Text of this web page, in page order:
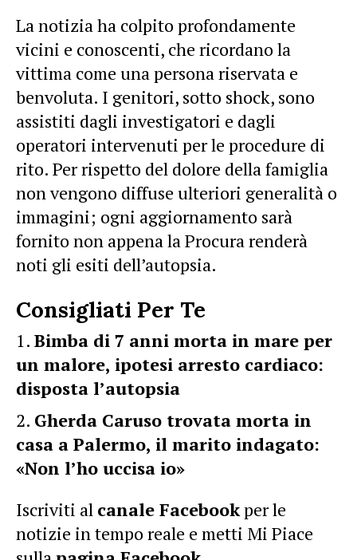
La notizia ha colpito profondamente
vicini e conoscenti, che ricordano la
vittima come una persona riservata e
benvoluta. I genitori, sotto shock, sono
assistiti dagli investigatori e dagli
operatori intervenuti per le procedure di
rito. Per rispetto del dolore della famiglia
non vengono diffuse ulteriori generalità o
immagini; ogni aggiornamento sarà
fornito non appena la Procura renderà
noti gli esiti dell’autopsia.
Consigliati Per Te
Bimba di 7 anni morta in mare per
un malore, ipotesi arresto cardiaco:
disposta l’autopsia
Gherda Caruso trovata morta in
casa a Palermo, il marito indagato:
«Non l’ho uccisa io»
Iscriviti al canale Facebookper le
notizie in tempo reale e metti Mi Piace